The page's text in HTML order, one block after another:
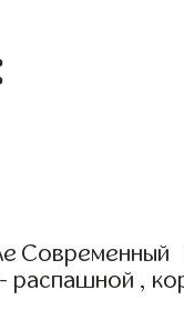
Современный
распашной ,